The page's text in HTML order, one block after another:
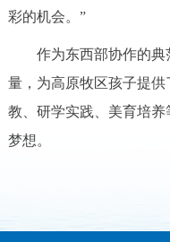
彩的机会。”
作为东西部协作的典
量，为高原牧区孩子提
教、研学实践、美育培
梦想。